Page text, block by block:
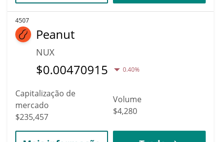
4507
Peanut
NUX
$0.00470915 0.40%
Capitalização de
mercado
$235,457
Volume
$4,280